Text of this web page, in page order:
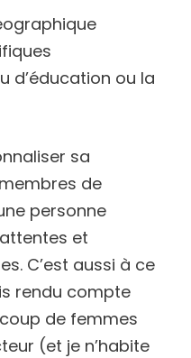
d’éducation ou la
sa
de
personne
et
C’est aussi à ce
rendu compte
de femmes
(et je n’habite